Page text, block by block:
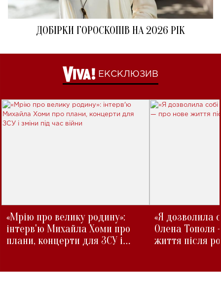
ДОБІРКИ ГОРОСКОПІВ НА 2026 РІК
ЕКСКЛЮЗИВ
«Мрію про велику родину»:
інтерв'ю Михайла Хоми про
плани, концерти для ЗСУ і
«Я дозволила
Олена Тополя
життя після